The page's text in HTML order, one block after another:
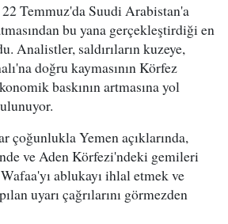
Temmuz'da Suudi Arabistan'a
bu yana gerçekleştirdiği en
Analistler, saldırıların kuzeye,
doğru kaymasının Körfez
baskının artmasına yol
çoğunlukla Yemen açıklarında,
ve Aden Körfezi'ndeki gemileri
ablukayı ihlal etmek ve
uyarı çağrılarını görmezden